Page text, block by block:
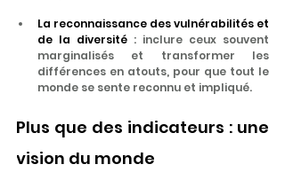
La reconnaissance des vulnérabilités et
de la diversité : inclure ceux souvent
marginalisés et transformer les
différences en atouts, pour que tout le
monde se sente reconnu et impliqué.
Plus que des indicateurs : une
vision du monde